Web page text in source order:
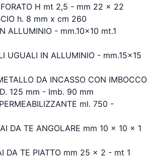
FORATO H mt 2,5 - mm 22 x 22
h. 8 mm x cm 260
ALLUMINIO - mm.10x10 mt.1
UGUALI IN ALLUMINIO - mm.15x15
DA INCASSO CON IMBOCCO
125 mm - Imb. 90 mm
ml. 750 -
DA TE ANGOLARE mm 10 x 10 x 1
DA TE PIATTO mm 25 x 2 - mt 1